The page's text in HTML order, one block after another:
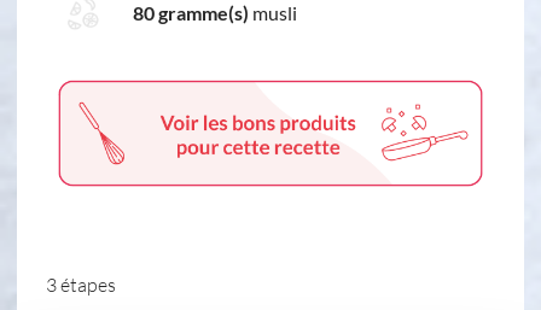
80 gramme(s) musli
3 étapes